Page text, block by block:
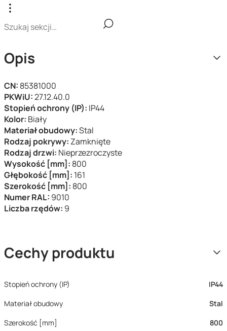
Opis
CN: 85381000
PKWiU:27.12.40.0
Stopień ochrony (IP): IP44
Kolor: Biały
Materiał obudowy:Stal
Rodzaj pokrywy: Zamknięte
Rodzaj drzwi: Nieprzezroczyste
Wysokość [mm]: 800
Głębokość [mm]: 161
Szerokość [mm]: 800
Numer RAL: 9010
Liczba rzędów: 9
Cechy produktu
Stopień ochrony (IP)
IP44
Materiał obudowy
Stal
Szerokość [mm]
800